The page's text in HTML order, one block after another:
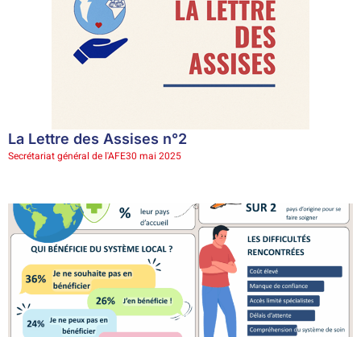
La Lettre des Assises n°2
Secrétariat général de l'AFE30 mai 2025